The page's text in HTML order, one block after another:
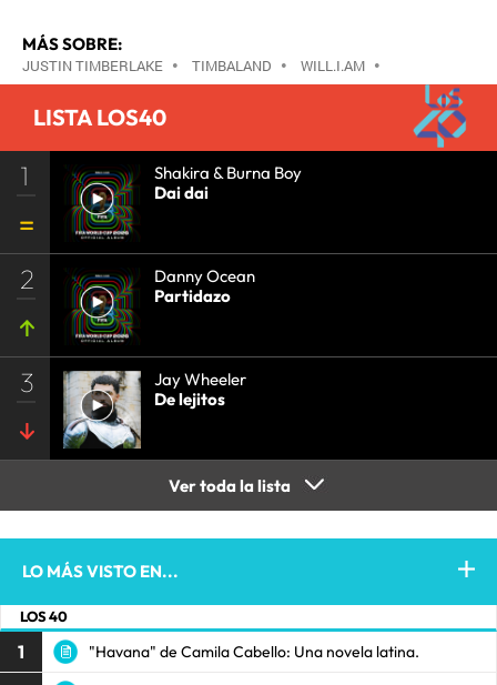
MÁS SOBRE:
JUSTIN TIMBERLAKE • TIMBALAND • WILL.I.AM •
LISTA LOS40
1
Shakira & Burna Boy
Dai dai
2
Danny Ocean
Partidazo
3
Jay Wheeler
De lejitos
Ver toda la lista
LO MÁS VISTO EN...
LOS 40
1 "Havana" de Camila Cabello: Una novela latina.